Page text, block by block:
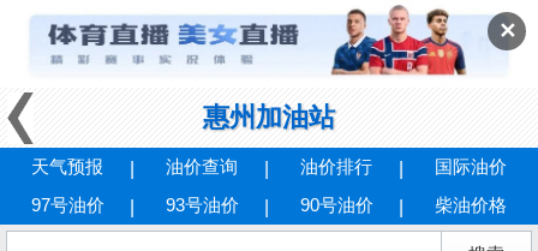
✕
惠州加油站
天气预报 油价查询 油价排行
国际油价
97号油价
93号油价 90号油价 柴油价格